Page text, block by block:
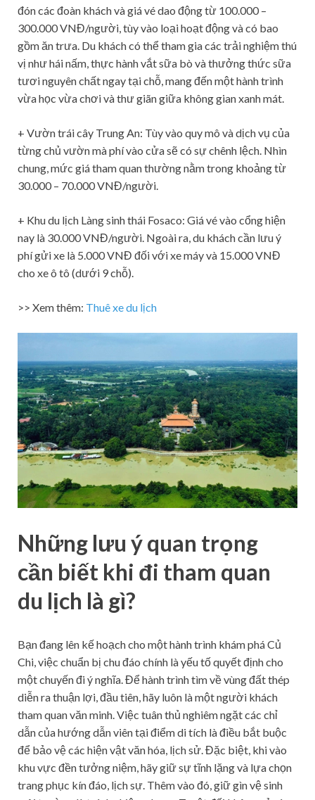
đón các đoàn khách và giá vé dao động từ 100.000 –
300.000 VNĐ/người, tùy vào loại hoạt động và có bao
gồm ăn trưa. Du khách có thể tham gia các trải nghiệm thú
vị như hái nấm, thực hành vắt sữa bò và thưởng thức sữa
tươi nguyên chất ngay tại chỗ, mang đến một hành trình
vừa học vừa chơi và thư giãn giữa không gian xanh mát.
+ Vườn trái cây Trung An: Tùy vào quy mô và dịch vụ của
từng chủ vườn mà phí vào cửa sẽ có sự chênh lệch. Nhìn
chung, mức giá tham quan thường nằm trong khoảng từ
30.000 – 70.000 VNĐ/người.
+ Khu du lịch Làng sinh thái Fosaco: Giá vé vào cổng hiện
nay là 30.000 VNĐ/người. Ngoài ra, du khách cần lưu ý
phí gửi xe là 5.000 VNĐ đối với xe máy và 15.000 VNĐ
cho xe ô tô (dưới 9 chỗ).
>> Xem thêm: Thuê xe du lịch
Những lưu ý quan trọng
cần biết khi đi tham quan
du lịch là gì?
Bạn đang lên kế hoạch cho một hành trình khám phá Củ
Chi, việc chuẩn bị chu đáo chính là yếu tố quyết định cho
một chuyến đi ý nghĩa. Để hành trình tìm về vùng đất thép
diễn ra thuận lợi, đầu tiên, hãy luôn là một người khách
tham quan văn minh. Việc tuân thủ nghiêm ngặt các chỉ
dẫn của hướng dẫn viên tại điểm di tích là điều bắt buộc
để bảo vệ các hiện vật văn hóa, lịch sử. Đặc biệt, khi vào
khu vực đền tưởng niệm, hãy giữ sự tĩnh lặng và lựa chọn
trang phục kín đáo, lịch sự. Thêm vào đó, giữ gìn vệ sinh